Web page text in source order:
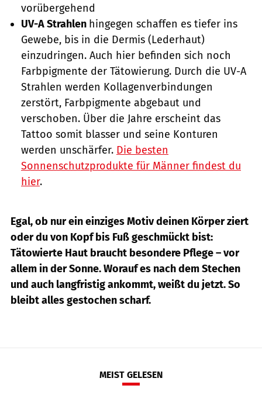
vorübergehend
UV-A Strahlen hingegen schaffen es tiefer ins
Gewebe, bis in die Dermis (Lederhaut)
einzudringen. Auch hier befinden sich noch
Farbpigmente der Tätowierung. Durch die UV-A
Strahlen werden Kollagenverbindungen
zerstört, Farbpigmente abgebaut und
verschoben. Über die Jahre erscheint das
Tattoo somit blasser und seine Konturen
werden unschärfer. Die besten
Sonnenschutzprodukte für Männer findest du
hier.
Egal, ob nur ein einziges Motiv deinen Körper ziert
oder du von Kopf bis Fuß geschmückt bist:
Tätowierte Haut braucht besondere Pflege – vor
allem in der Sonne. Worauf es nach dem Stechen
und auch langfristig ankommt, weißt du jetzt. So
bleibt alles gestochen scharf.
MEIST GELESEN